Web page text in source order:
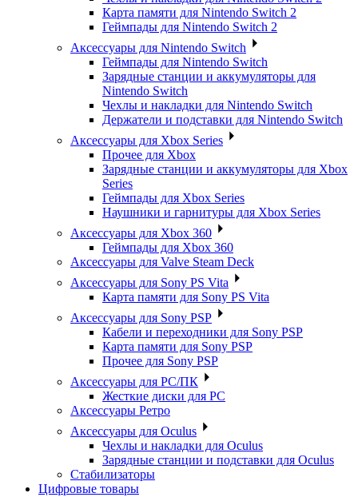
Карта памяти для Nintendo Switch 2
Геймпады для Nintendo Switch 2
Аксессуары для Nintendo Switch
Геймпады для Nintendo Switch
Зарядные станции и аккумуляторы для
Nintendo Switch
Чехлы и накладки для Nintendo Switch
Держатели и подставки для Nintendo Switch
Аксессуары для Xbox Series
Прочее для Xbox
Зарядные станции и аккумуляторы для Xbox
Series
Геймпады для Xbox Series
Наушники и гарнитуры для Xbox Series
Аксессуары для Xbox 360
Геймпады для Xbox 360
Аксессуары для Valve Steam Deck
Аксессуары для Sony PS Vita
Карта памяти для Sony PS Vita
Аксессуары для Sony PSP
Кабели и переходники для Sony PSP
Карта памяти для Sony PSP
Прочее для Sony PSP
Аксессуары для PC/ПК
Жесткие диски для PC
Аксессуары Ретро
Аксессуары для Oculus
Чехлы и накладки для Oculus
Зарядные станции и подставки для Oculus
Стабилизаторы
Цифровые товары